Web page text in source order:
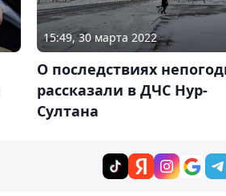
15:49, 30 марта 2022
О последствиях
рассказали в ДЧС Нур-
Султана